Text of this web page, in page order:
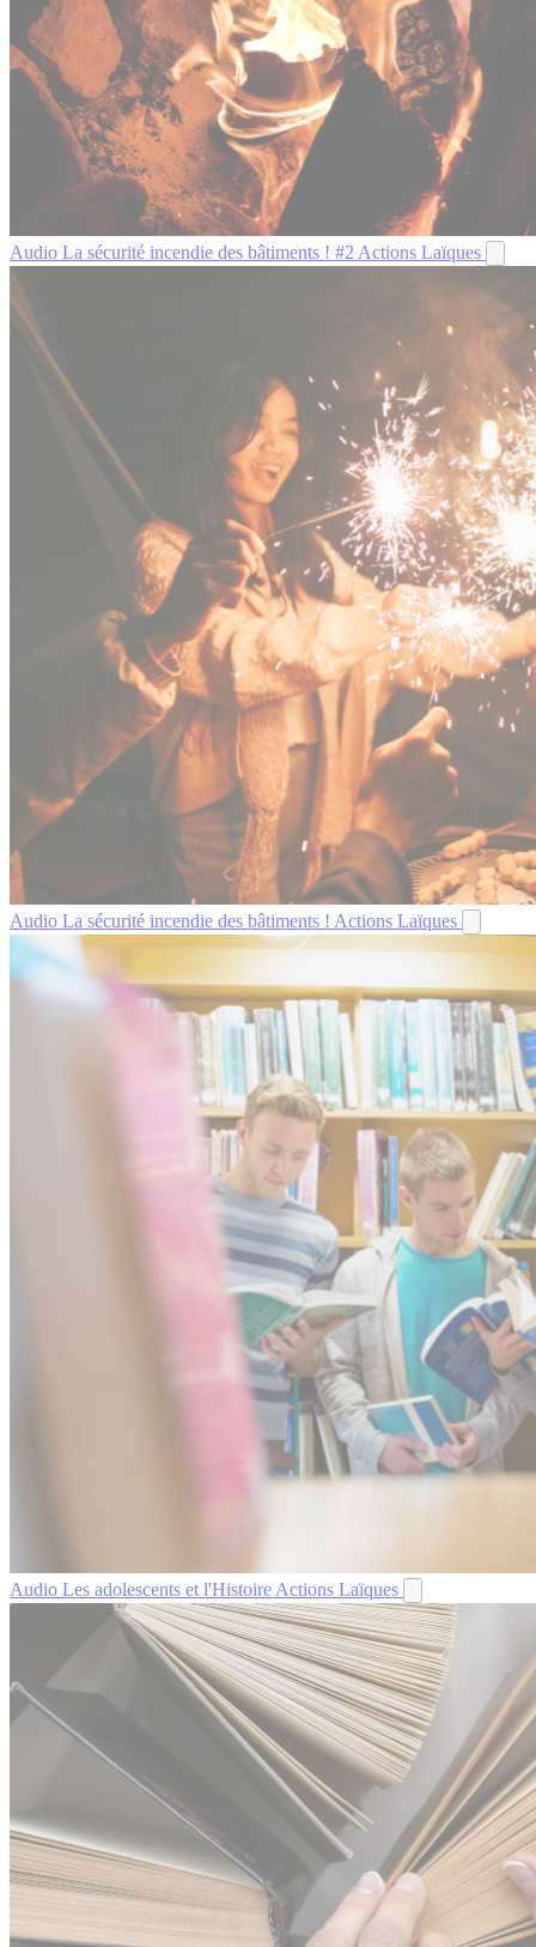
Audio La sécurité incendie des bâtiments ! #2 Actions Laïques
Audio La sécurité incendie des bâtiments ! Actions Laïques
Audio Les adolescents et l'HistoireActions Laïques